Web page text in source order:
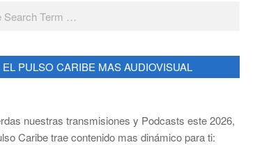
EL PULSO CARIBE MAS AUDIOVISUAL
nuestras transmisiones y Podcasts este 2026,
Caribe trae contenido mas dinámico para ti: